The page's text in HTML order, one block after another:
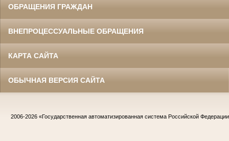
ОБРАЩЕНИЯ ГРАЖДАН
ВНЕПРОЦЕССУАЛЬНЫЕ ОБРАЩЕНИЯ
КАРТА САЙТА
ОБЫЧНАЯ ВЕРСИЯ САЙТА
2006-2026 «Государственная автоматизированная система Российской